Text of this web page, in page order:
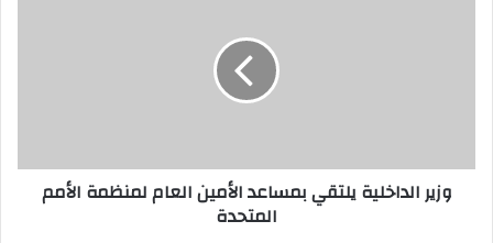
وزير الداخلية يلتقي بمساعد الأمين العام لمنظمة الأمم
المتحدة